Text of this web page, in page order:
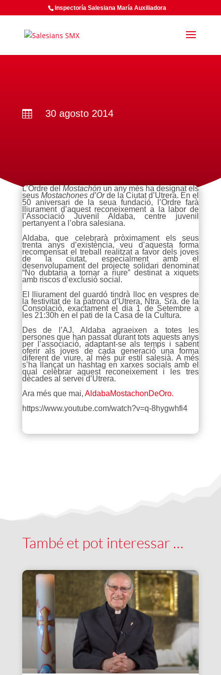
Inspectoría Salesiana María Auxiliadora
 30 agosto 2014
L’Ordre del Mostachónun any més ha designat els
seus Mostachones d’Orde la Ciutat d’Utrera. En el
50 aniversari de la seua fundació, l’Ordre farà
lliurament d’aquest reconeixement a la labor de
l’Associació Juvenil Aldaba, centre juvenil
pertanyent a l’obra salesiana.
Aldaba, que celebrarà pròximament els seus
trenta anys d’existència, veu d’aquesta forma
recompensat el treball realitzat a favor dels joves
de la ciutat, especialment amb el
desenvolupament del projecte solidari denominat
“No dubtaria a tornar a riure” destinat a xiquets
amb riscos d’exclusió social.
El lliurament del guardó tindrà lloc en vespres de
la festivitat de la patrona d’Utrera, Ntra. Sra. de la
Consolació, exactament el dia 1 de Setembre a
les 21:30h en el pati de la Casa de la Cultura.
Des de l’AJ. Aldaba agraeixen a totes les
persones que han passat durant tots aquests anys
per l’associació, adaptant-se als temps i sabent
oferir als joves de cada generació una forma
diferent de viure, al més pur estil salesià. A més
s’ha llançat un hashtag en xarxes socials amb el
qual celebrar aquest reconeixement i les tres
dècades al servei d’Utrera.
Ara més que mai, AldabaMostachonDeOro.
https://www.youtube.com/watch?v=q-8hygwhfi4
També et pot interessar …